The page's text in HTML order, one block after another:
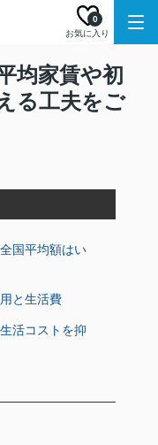
お気に入り
0
均家賃や初
る工夫をご
国平均額はい
と生活費
活コストを抑